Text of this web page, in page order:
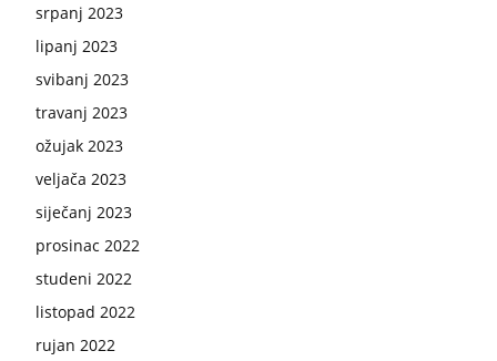
srpanj 2023
lipanj 2023
svibanj 2023
travanj 2023
ožujak 2023
veljača 2023
siječanj 2023
prosinac 2022
studeni 2022
listopad 2022
rujan 2022